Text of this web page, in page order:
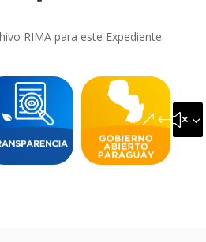
RIMA para este Expediente.